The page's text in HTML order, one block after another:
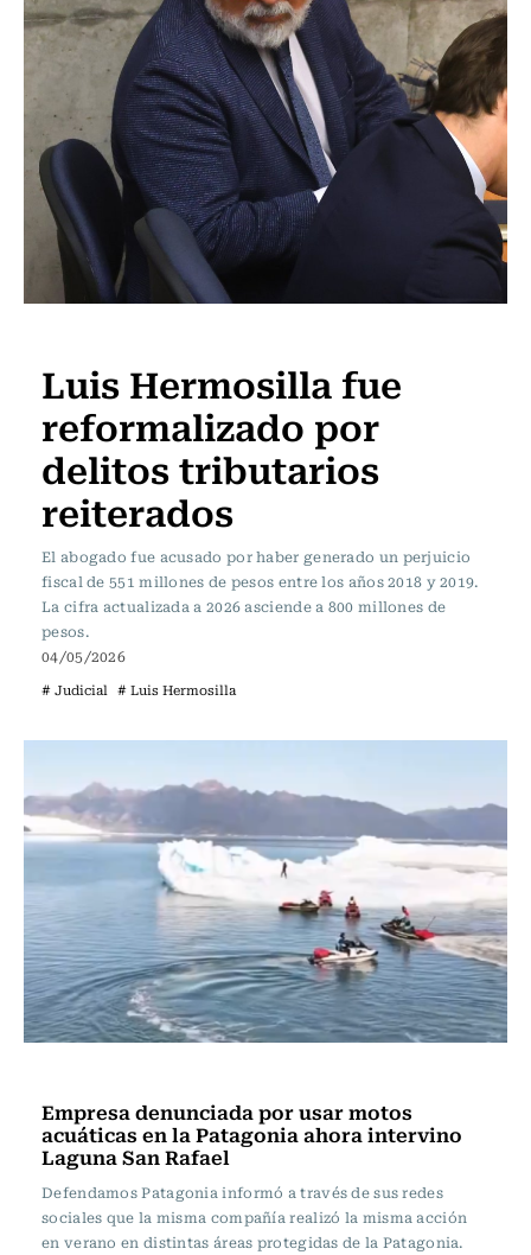
Luis Hermosilla fue
reformalizado por
delitos tributarios
reiterados
El abogado fue acusado por haber generado un perjuicio
fiscal de 551 millones de pesos entre los años 2018 y 2019.
La cifra actualizada a 2026 asciende a 800 millones de
pesos.
04/05/2026
# Judicial # Luis Hermosilla
Empresa denunciada por usar motos
acuáticas en la Patagonia ahora intervino
Laguna San Rafael
Defendamos Patagonia informó a través de sus redes
sociales que la misma compañía realizó la misma acción
en verano en distintas áreas protegidas de la Patagonia.